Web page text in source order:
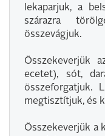
lekaparjuk, a
szárazra
összevágjuk.
Összekeverjük
ecetet), sót,
összeforgatjuk.
megtisztítjuk, és
Összekeverjük a